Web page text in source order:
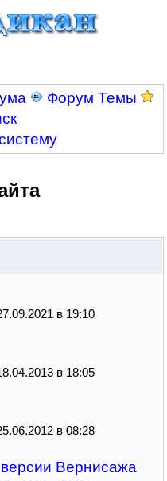
Форум Темы
в 19:10
в 18:05
в 08:28
Вернисажа